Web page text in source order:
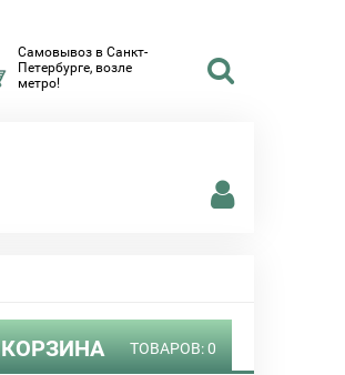
Самовывоз в Санкт-
Петербурге, возле
метро!
КОРЗИНА ТОВАРОВ:0